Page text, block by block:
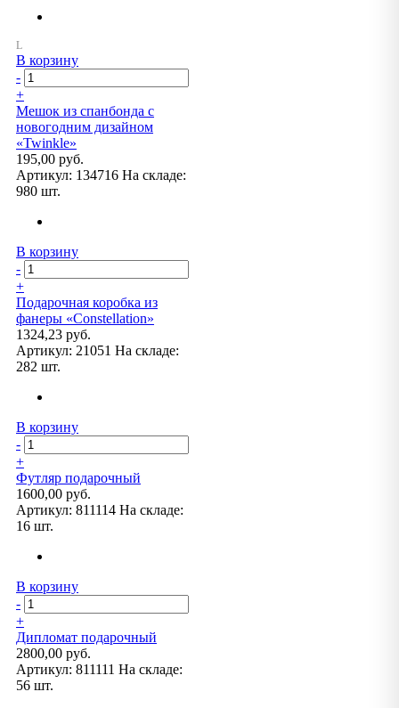
В корзину
-
+
Мешок из спанбонда с
новогодним дизайном
«Twinkle»
195,00 руб.
Артикул: 134716 На складе:
980 шт.
В корзину
-
+
Подарочная коробка из
фанеры «Constellation»
1324,23 руб.
Артикул: 21051 На складе:
282 шт.
В корзину
-
+
Футляр подарочный
1600,00 руб.
Артикул: 811114 На складе:
16 шт.
В корзину
-
+
Дипломат подарочный
2800,00 руб.
Артикул: 811111 На складе:
56 шт.